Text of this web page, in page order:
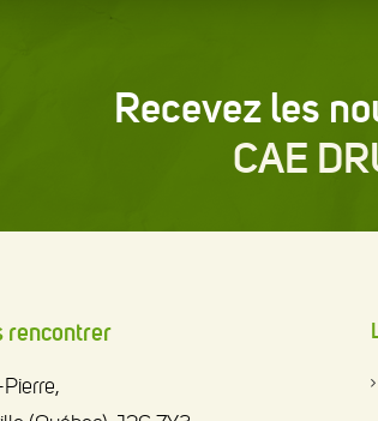
Recevez les
CAE
rencontrer